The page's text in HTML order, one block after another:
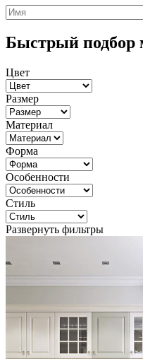
Быстрый подбор
Цвет
Размер
Материал
Форма
Особенности
Стиль
Развернуть фильтры